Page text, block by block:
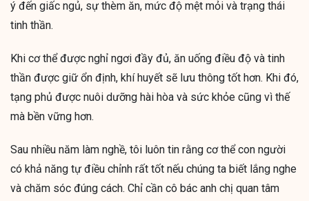
ý đến giấc ngủ, sự thèm ăn, mức độ mệt mỏi và trạng thái
tinh thần.
Khi cơ thể được nghỉ ngơi đầy đủ, ăn uống điều độ và tinh
thần được giữ ổn định, khí huyết sẽ lưu thông tốt hơn. Khi đó,
tạng phủ được nuôi dưỡng hài hòa và sức khỏe cũng vì thế
mà bền vững hơn.
Sau nhiều năm làm nghề, tôi luôn tin rằng cơ thể con người
có khả năng tự điều chỉnh rất tốt nếu chúng ta biết lắng nghe
và chăm sóc đúng cách. Chỉ cần cô bác anh chị quan tâm